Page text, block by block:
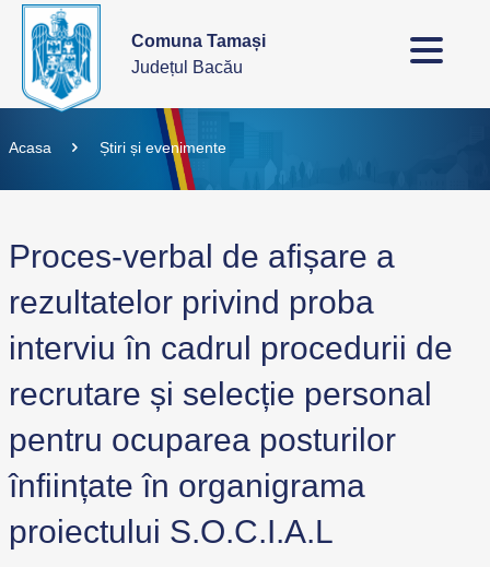
Comuna Tamași
Județul Bacău
Acasa Știri și evenimente
Proces-verbal de afișare a
rezultatelor privind proba
interviu în cadrul procedurii de
recrutare și selecție personal
pentru ocuparea posturilor
înființate în organigrama
proiectului S.O.C.I.A.L